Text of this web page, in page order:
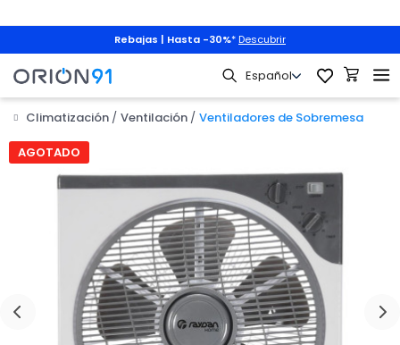
Rebajas | Hasta -30%* Descubrir
Climatización Ventilación Ventiladores de Sobremesa
AGOTADO